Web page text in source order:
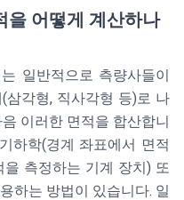
을 어떻게 계산하나
일반적으로 측량사들이
삼각형, 직사각형 등)로 나
이러한 면적을 합산합니
하학(경계 좌표에서 면적
측정하는 기계 장치) 또
하는 방법이 있습니다. 일